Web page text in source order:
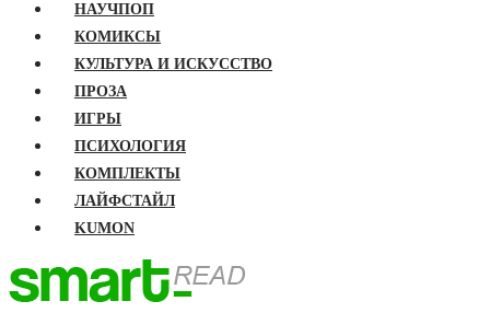
НАУЧПОП
КОМИКСЫ
КУЛЬТУРА И ИСКУССТВО
ПРОЗА
ИГРЫ
ПСИХОЛОГИЯ
КОМПЛЕКТЫ
ЛАЙФСТАЙЛ
KUMON